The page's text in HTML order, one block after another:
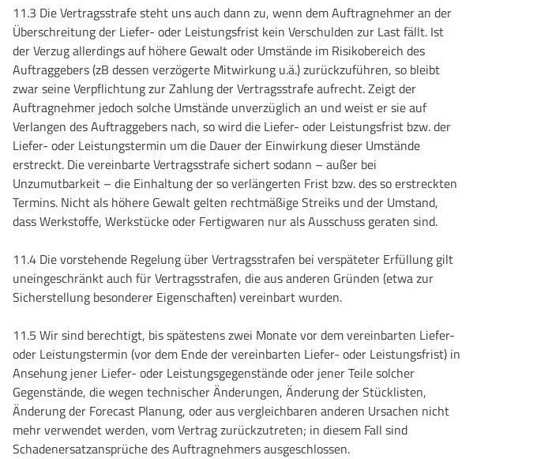
11.3 Die Vertragsstrafe steht uns auch dann zu, wenn dem Auftragnehmer an der
Überschreitung der Liefer- oder Leistungsfrist kein Verschulden zur Last fällt. Ist
der Verzug allerdings auf höhere Gewalt oder Umstände im Risikobereich des
Auftraggebers (zB dessen verzögerte Mitwirkung u.ä.) zurückzuführen, so bleibt
zwar seine Verpflichtung zur Zahlung der Vertragsstrafe aufrecht. Zeigt der
Auftragnehmer jedoch solche Umstände unverzüglich an und weist er sie auf
Verlangen des Auftraggebers nach, so wird die Liefer- oder Leistungsfrist bzw. der
Liefer- oder Leistungstermin um die Dauer der Einwirkung dieser Umstände
erstreckt. Die vereinbarte Vertragsstrafe sichert sodann – außer bei
Unzumutbarkeit – die Einhaltung der so verlängerten Frist bzw. des so erstreckten
Termins. Nicht als höhere Gewalt gelten rechtmäßige Streiks und der Umstand,
dass Werkstoffe, Werkstücke oder Fertigwaren nur als Ausschuss geraten sind.
11.4 Die vorstehende Regelung über Vertragsstrafen bei verspäteter Erfüllung gilt
uneingeschränkt auch für Vertragsstrafen, die aus anderen Gründen (etwa zur
Sicherstellung besonderer Eigenschaften) vereinbart wurden.
11.5 Wir sind berechtigt, bis spätestens zwei Monate vor dem vereinbarten Liefer-
oder Leistungstermin (vor dem Ende der vereinbarten Liefer- oder Leistungsfrist) in
Ansehung jener Liefer- oder Leistungsgegenstände oder jener Teile solcher
Gegenstände, die wegen technischer Änderungen, Änderung der Stücklisten,
Änderung der Forecast Planung, oder aus vergleichbaren anderen Ursachen nicht
mehr verwendet werden, vom Vertrag zurückzutreten; in diesem Fall sind
Schadenersatzansprüche des Auftragnehmers ausgeschlossen.